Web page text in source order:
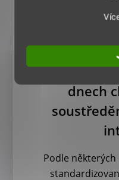
Cítíte, že
dnech
Podle